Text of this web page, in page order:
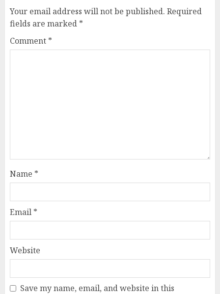
Your email address will not be published. Required
fields are marked *
Comment *
Name *
Email *
Website
Save my name, email, and website in this